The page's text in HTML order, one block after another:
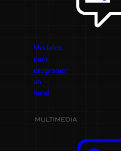
Modelos
para
programar
en
local
MULTIMEDIA